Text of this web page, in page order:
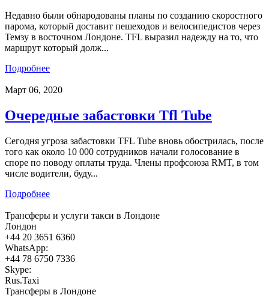
Недавно были обнародованы планы по созданию скоростного
парома, который доставит пешеходов и велосипедистов через
Темзу в восточном Лондоне. TFL выразил надежду на то, что
маршрут который долж...
Подробнее
Март 06, 2020
Очередные забастовки Tfl Tube
Сегодня угроза забастовки TFL Tube вновь обострилась, после
того как около 10 000 сотрудников начали голосование в
споре по поводу оплаты труда. Члены профсоюза RMT, в том
числе водители, буду...
Подробнее
Трансферы и услуги такси в Лондоне
Лондон
+44 20 3651 6360
WhatsApp:
+44 78 6750 7336
Skype:
Rus.Taxi
Трансферы в Лондоне